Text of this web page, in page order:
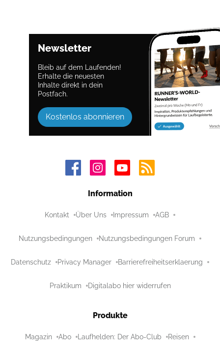
Newsletter
Bleib auf dem Laufenden!
Erhalte die neuesten
Inhalte direkt in dein
Postfach.
Kostenlos abonnieren
Information
Kontakt Über Uns Impressum AGB
Nutzungsbedingungen Nutzungsbedingungen Forum
Datenschutz Privacy Manager Barrierefreiheitserklaerung
Praktikum Digitalabo hier widerrufen
Produkte
Magazin Abo Laufhelden: Der Abo-Club Reisen